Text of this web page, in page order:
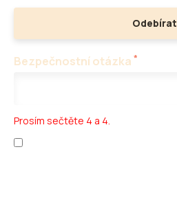
Odebírat
Bezpečnostní otázka *
Prosím sečtěte 4 a 4.